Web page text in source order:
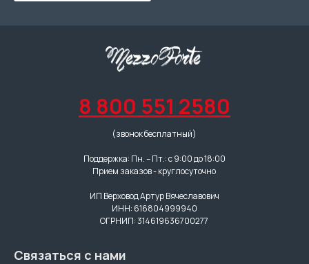
8 800 551 2580
(звонок бесплатный)
Поддержка: Пн. – Пт.: с 9:00 до 18:00
Прием заказов - круглосуточно
ИП Верховод Артур Вячеславович
ИНН: 616804999940
ОГРНИП: 314619636700277
Связаться с нами